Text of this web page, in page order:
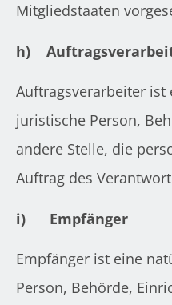
Mitgliedstaaten
h)
Auftragsverarbeiter
juristische Person,
andere Stelle, die
Auftrag des
i) Empfänger
Empfänger ist eine
Person, Behörde,